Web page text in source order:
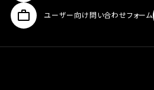
ユーザー向け問い合わせフォーム